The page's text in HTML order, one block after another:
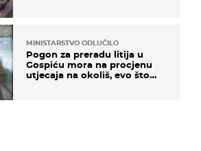
MINISTARSTVO ODLUČILO
Pogon za preradu litija u
Gospiću mora na procjenu
utjecaja na okoliš, evo što